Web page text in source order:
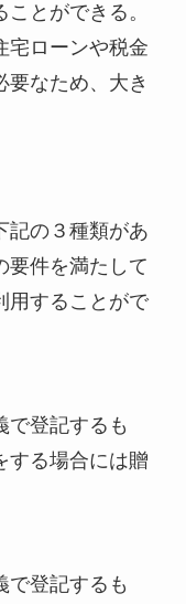
とができる。
宅ローンや税金
要なため、大き
記の３種類があ
要件を満たして
用することがで
で登記するも
する場合には贈
で登記するも